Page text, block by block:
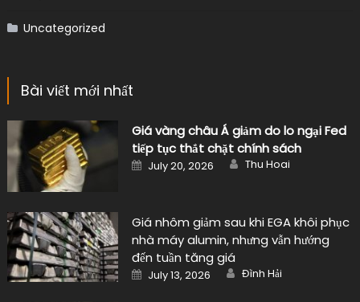
Uncategorized
Bài viết mới nhất
Giá vàng châu Á giảm do lo ngại Fed
tiếp tục thắt chặt chính sách
Posted
on
July 20, 2026 Author
Thu Hoai
Giá nhôm giảm sau khi EGA khôi phục
nhà máy alumin, nhưng vẫn hướng
đến tuần tăng giá
Posted
on
July 13, 2026 Author
Đình Hải